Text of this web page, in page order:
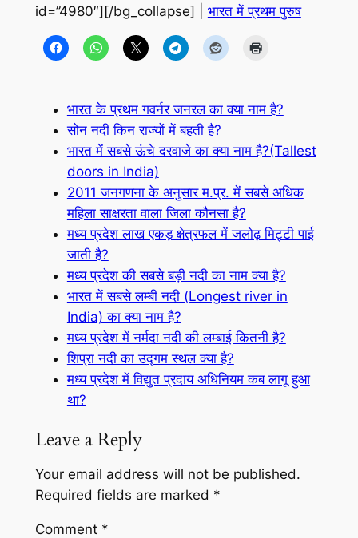
id=”4980″][/bg_collapse] | भारत में प्रथम पुरुष
भारत के प्रथम गवर्नर जनरल का क्या नाम है?
सोन नदी किन राज्यों में बहती है?
भारत में सबसे ऊंचे दरवाजे का क्या नाम है?(Tallest
doors in India)
2011 जनगणना के अनुसार म.प्र. में सबसे अधिक
महिला साक्षरता वाला जिला कौनसा है?
मध्य प्रदेश लाख एकड़ क्षेत्रफल में जलोढ़ मिट्टी पाई
जाती है?
मध्य प्रदेश की सबसे बड़ी नदी का नाम क्या है?
भारत में सबसे लम्बी नदी (Longest river in
India) का क्या नाम है?
मध्य प्रदेश में नर्मदा नदी की लम्बाई कितनी है?
शिप्रा नदी का उद्गम स्थल क्या है?
मध्य प्रदेश में विद्युत प्रदाय अधिनियम कब लागू हुआ
था?
Leave a Reply
Your email address will not be published.
Required fields are marked *
Comment *